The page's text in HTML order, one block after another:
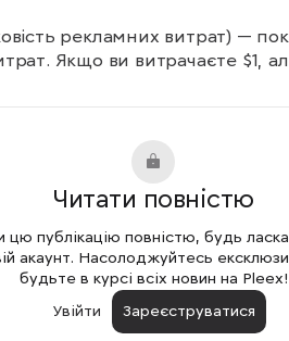
рекламних витрат) —
Якщо ви витрачаєте $1,
люди не натискають на вашу
або не приваблює увагу, або її
аудиторії. Чим вищий
кампанії?
Читати повністю
публікацію повністю, будь
акаунт. Насолоджуйтесь
будьте в курсі всіх новин на Pleex!
Увійти
Зареєструватися